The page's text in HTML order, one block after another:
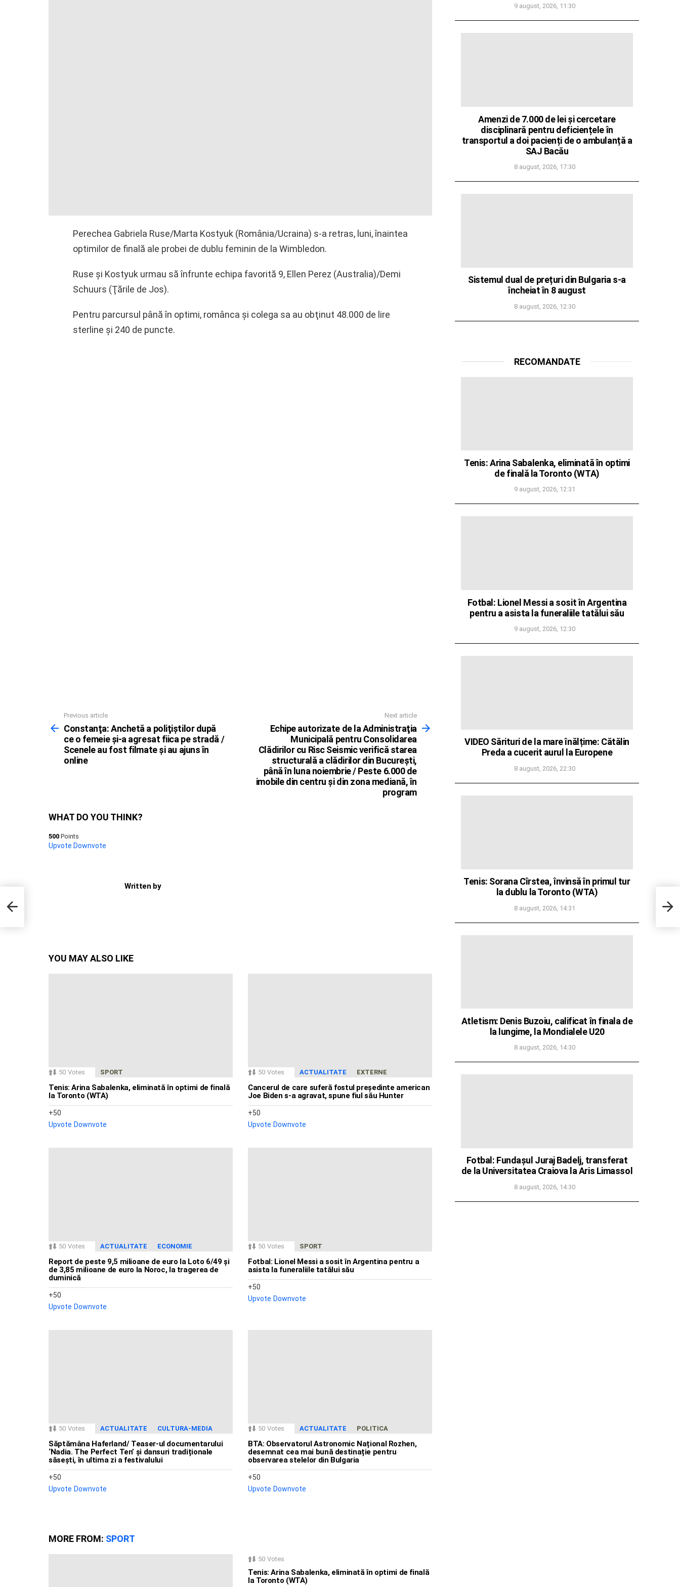
Perechea Gabriela Ruse/Marta Kostyuk (România/Ucraina) s-a retras, luni, înaintea
optimilor de finală ale probei de dublu feminin de la Wimbledon.
Ruse şi Kostyuk urmau să înfrunte echipa favorită 9, Ellen Perez (Australia)/Demi
Schuurs (Ţările de Jos).
Pentru parcursul până în optimi, românca şi colega sa au obţinut 48.000 de lire
sterline şi 240 de puncte.
more
Previous article
Constanţa: Anchetă a poliţiştilor după
ce o femeie şi-a agresat fiica pe stradă /
Scenele au fost filmate şi au ajuns în
online
Next article
Echipe autorizate de la Administraţia
Municipală pentru Consolidarea
Clădirilor cu Risc Seismic verifică starea
structurală a clădirilor din Bucureşti,
până în luna noiembrie / Peste 6.000 de
imobile din centru şi din zona mediană, în
program
WHAT DO YOU THINK?
500 Points
Upvote Downvote
Written by
YOU MAY ALSO LIKE
50 Votes SPORT
Tenis: Arina Sabalenka, eliminată în optimi de finală
la Toronto (WTA)
50
Upvote Downvote
50 Votes ACTUALITATE EXTERNE
Cancerul de care suferă fostul președinte american
Joe Biden s-a agravat, spune fiul său Hunter
50
Upvote Downvote
50 Votes ACTUALITATE ECONOMIE
Report de peste 9,5 milioane de euro la Loto 6/49 și
de 3,85 milioane de euro la Noroc, la tragerea de
duminică
50
Upvote Downvote
50 Votes SPORT
Fotbal: Lionel Messi a sosit în Argentina pentru a
asista la funeraliile tatălui său
50
Upvote Downvote
50 Votes ACTUALITATE CULTURA-MEDIA
Săptămâna Haferland/ Teaser-ul documentarului
‘Nadia. The Perfect Ten’ și dansuri tradiționale
săsești, în ultima zi a festivalului
50
Upvote Downvote
50 Votes ACTUALITATE POLITICA
BTA: Observatorul Astronomic Național Rozhen,
desemnat cea mai bună destinație pentru
observarea stelelor din Bulgaria
50
Upvote Downvote
MORE FROM: SPORT
50 Votes
Tenis: Arina Sabalenka, eliminată în optimi de finală
la Toronto (WTA)
cu
9 august, 2026, 11:30
Amenzi de 7.000 de lei și cercetare
disciplinară pentru deficiențele în
transportul a doi pacienți de o ambulanță a
SAJ Bacău
8 august, 2026, 17:30
Sistemul dual de prețuri din Bulgaria s-a
încheiat în 8 august
8 august, 2026, 12:30
RECOMANDATE
Tenis: Arina Sabalenka, eliminată în optimi
de finală la Toronto (WTA)
9 august, 2026, 12:31
Fotbal: Lionel Messi a sosit în Argentina
pentru a asista la funeraliile tatălui său
9 august, 2026, 12:30
VIDEO Sărituri de la mare înălțime: Cătălin
Preda a cucerit aurul la Europene
8 august, 2026, 22:30
Tenis: Sorana Cîrstea, învinsă în primul tur
la dublu la Toronto (WTA)
8 august, 2026, 14:31
Atletism: Denis Buzoiu, calificat în finala de
la lungime, la Mondialele U20
8 august, 2026, 14:30
Fotbal: Fundașul Juraj Badelj, transferat
de la Universitatea Craiova la Aris Limassol
8 august, 2026, 14:30